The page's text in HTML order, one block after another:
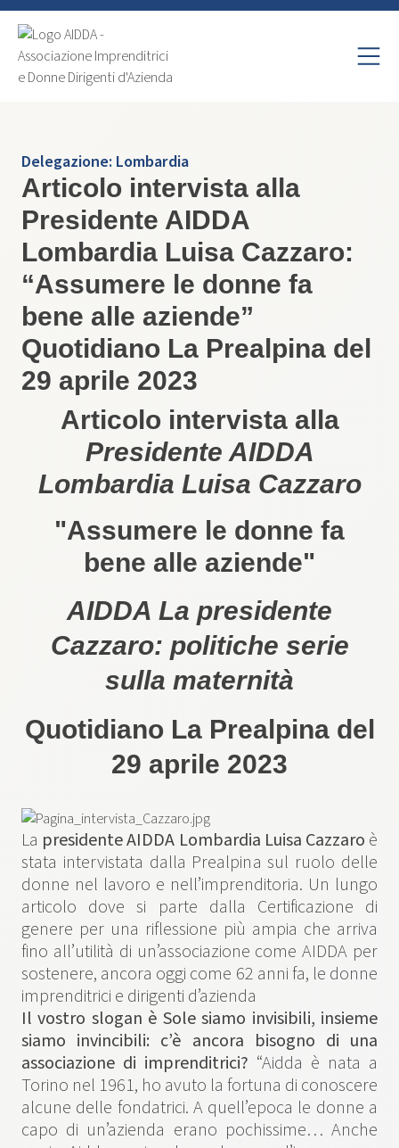
Delegazione: Lombardia
Articolo intervista alla
Presidente AIDDA
Lombardia Luisa Cazzaro:
“Assumere le donne fa
bene alle aziende”
Quotidiano La Prealpina del
29 aprile 2023
Articolo intervista alla
Presidente AIDDA
Lombardia Luisa Cazzaro
"Assumere le donne fa
bene alle aziende"
AIDDA La presidente
Cazzaro: politiche serie
sulla maternità
Quotidiano La Prealpina del
29 aprile 2023
La presidente AIDDA Lombardia Luisa Cazzaro è
stata intervistata dalla Prealpina sul ruolo delle
donne nel lavoro e nell’imprenditoria. Un lungo
articolo dove si parte dalla Certificazione di
genere per una riflessione più ampia che arriva
fino all’utilità di un’associazione come AIDDA per
sostenere, ancora oggi come 62 anni fa, le donne
imprenditrici e dirigenti d’azienda
Il vostro slogan è Sole siamo invisibili, insieme
siamo invincibili: c’è ancora bisogno di una
associazione di imprenditrici? “Aidda è nata a
Torino nel 1961, ho avuto la fortuna di conoscere
alcune delle fondatrici. A quell’epoca le donne a
capo di un’azienda erano pochissime… Anche